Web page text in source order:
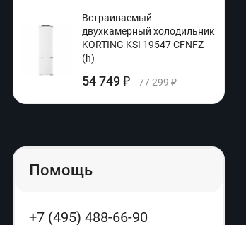
Встраиваемый
двухкамерный холодильник
KORTING KSI 19547 CFNFZ
(h)
54 749₽ 77 299₽
Помощь
+7 (495) 488-66-90